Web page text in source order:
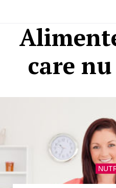
care